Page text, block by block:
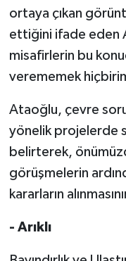
ortaya çıkan
ettiğini ifade eden
misafirlerin bu
verememek
Ataoğlu, çevre
yönelik projelerde
belirterek,
görüşmelerin
kararların
- Arıklı